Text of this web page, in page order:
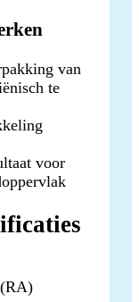
van
te
voor